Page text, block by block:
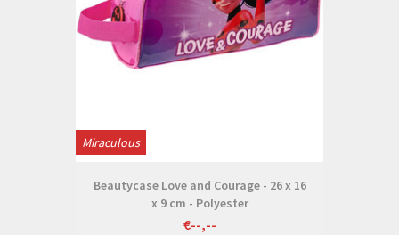
Miraculous
Beautycase Love and Courage - 26 x 16
x 9 cm - Polyester
€--,--